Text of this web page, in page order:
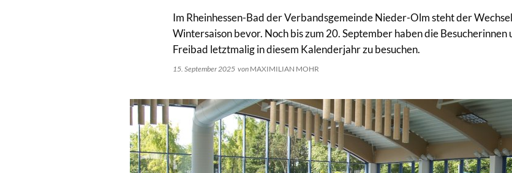
Im Rheinhessen-Bad der Verbandsgemeinde Nieder-Olm steht der
Wintersaison bevor. Noch bis zum 20. September haben die Besucherinnen
Freibad letztmalig in diesem Kalenderjahr zu besuchen.
15. September 2025 von MAXIMILIAN MOHR